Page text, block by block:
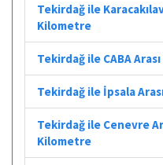
Tekirdağ ile
Kilometre
Tekirdağ ile CABA
Tekirdağ ile İpsala
Tekirdağ ile Cenevre
Kilometre